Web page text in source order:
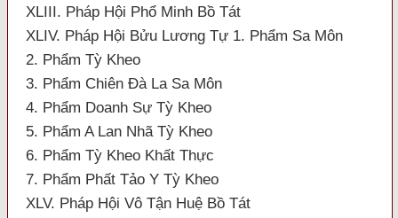
XLIII. Pháp Hội Phổ Minh Bồ Tát
XLIV. Pháp Hội Bửu Lương Tự 1. Phẩm Sa Môn
2. Phẩm Tỳ Kheo
3. Phẩm Chiên Đà La Sa Môn
4. Phẩm Doanh Sự Tỳ Kheo
5. Phẩm A Lan Nhã Tỳ Kheo
6. Phẩm Tỳ Kheo Khất Thực
7. Phẩm Phất Tảo Y Tỳ Kheo
XLV. Pháp Hội Vô Tận Huệ Bồ Tát